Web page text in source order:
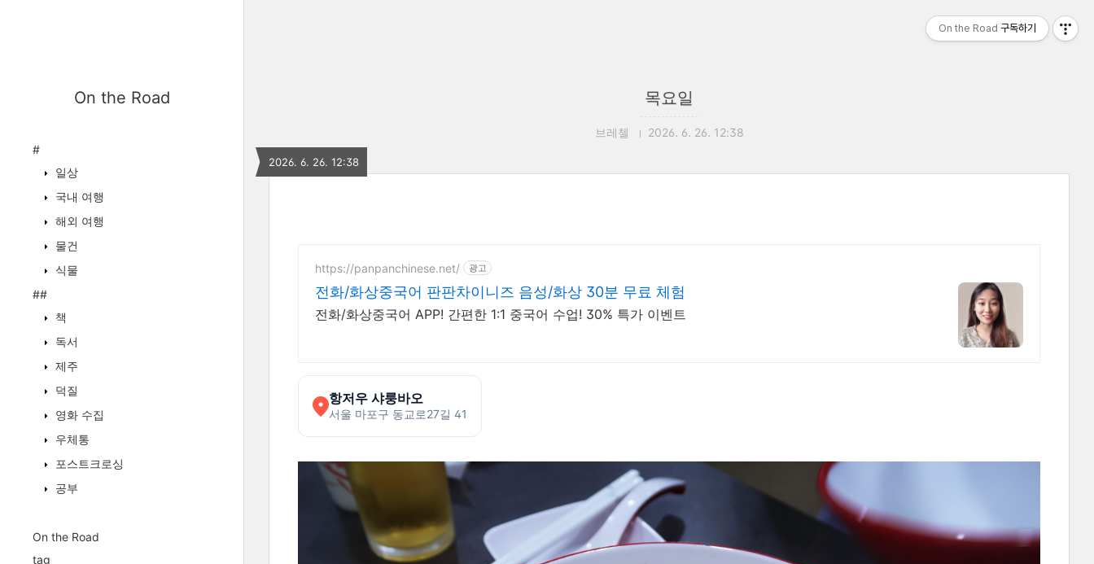
On the Road
#
일상
국내 여행
해외 여행
물건
식물
##
책
독서
제주
덕질
영화 수집
우체통
포스트크로싱
공부
On the Road
tag
목요일
브레첼 2026. 6. 26. 12:38
2026. 6. 26. 12:38
https://panpanchinese.net/ 광고
전화/화상중국어 판판차이니즈 음성/화상 30분 무료 체험
전화/화상중국어 APP! 간편한 1:1 중국어 수업! 30% 특가 이벤트
항저우 샤룽바오
서울 마포구 동교로27길 41
On the Road 구독하기